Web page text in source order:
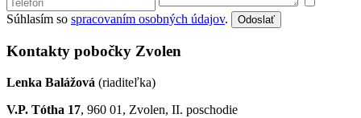
Súhlasím so spracovaním osobných údajov. Odoslať
Kontakty pobočky Zvolen
Lenka Balážová (riaditeľka)
V.P. Tótha 17, 960 01, Zvolen, II. poschodie